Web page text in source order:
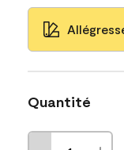
Quantité